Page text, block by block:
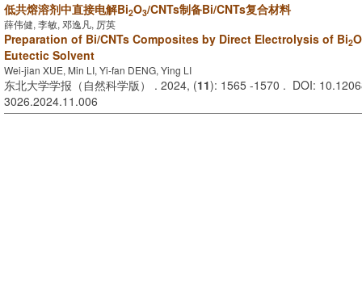
低共熔溶剂中直接电解Bi2O3/CNTs制备Bi/CNTs复合材料
薛伟健, 李敏, 邓逸凡, 厉英
Preparation of Bi/CNTs Composites by Direct Electrolysis of Bi2O
Eutectic Solvent
Wei-jian XUE, Min LI, Yi-fan DENG, Ying LI
东北大学学报（自然科学版） . 2024, (11): 1565 -1570 . DOI:
3026.2024.11.006